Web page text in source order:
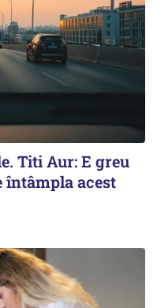
Titi Aur: E greu
întâmpla acest